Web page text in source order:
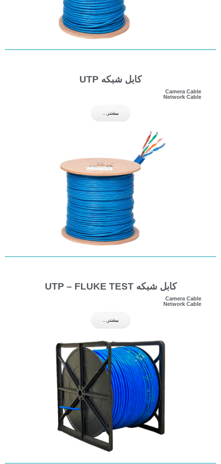
کابل شبکه UTP
Camera Cable
Network Cable
بیشتر...
کابل شبکه UTP – FLUKE TEST
Camera Cable
Network Cable
بیشتر...